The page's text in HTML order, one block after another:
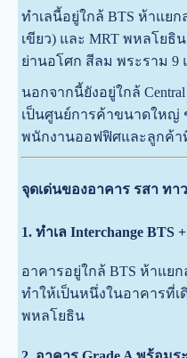
ทำเลนี้อยู่ใกล้ BTS ห้าแยก
เขียว) และ MRT พหลโยธิ
ย่านอโศก สีลม พระราม 9
นอกจากนี้ยังอยู่ใกล้ Central
เป็นศูนย์การค้าขนาดใหญ่
พนักงานออฟฟิศและลูกค้า
จุดเด่นของอาคาร รสา ทา
1. ทำเล Interchange BTS
อาคารอยู่ใกล้ BTS ห้าแย
ทำให้เป็นหนึ่งในอาคารที่
พหลโยธิน